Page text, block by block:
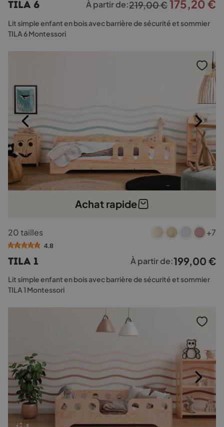
variations.
Les
options
peuvent
page
du
produit
TILA 6 À partir de:219,00€Le
prix
219,00 €.
175,20€
Lit simple enfant en bois avec barrière de sécurité et sommier
TILA 6 Montessori
Achat rapide
produit
a
variations.
Les
options
être
produit
20 tailles +7
4.8
TILA 1 À partir de:199,00 €
Lit simple enfant en bois avec barrière de sécurité et sommier
TILA 1 Montessori